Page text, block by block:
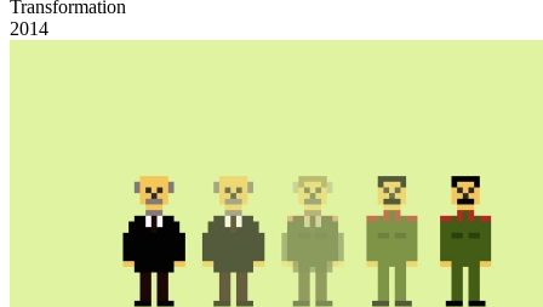
Transformation
2014